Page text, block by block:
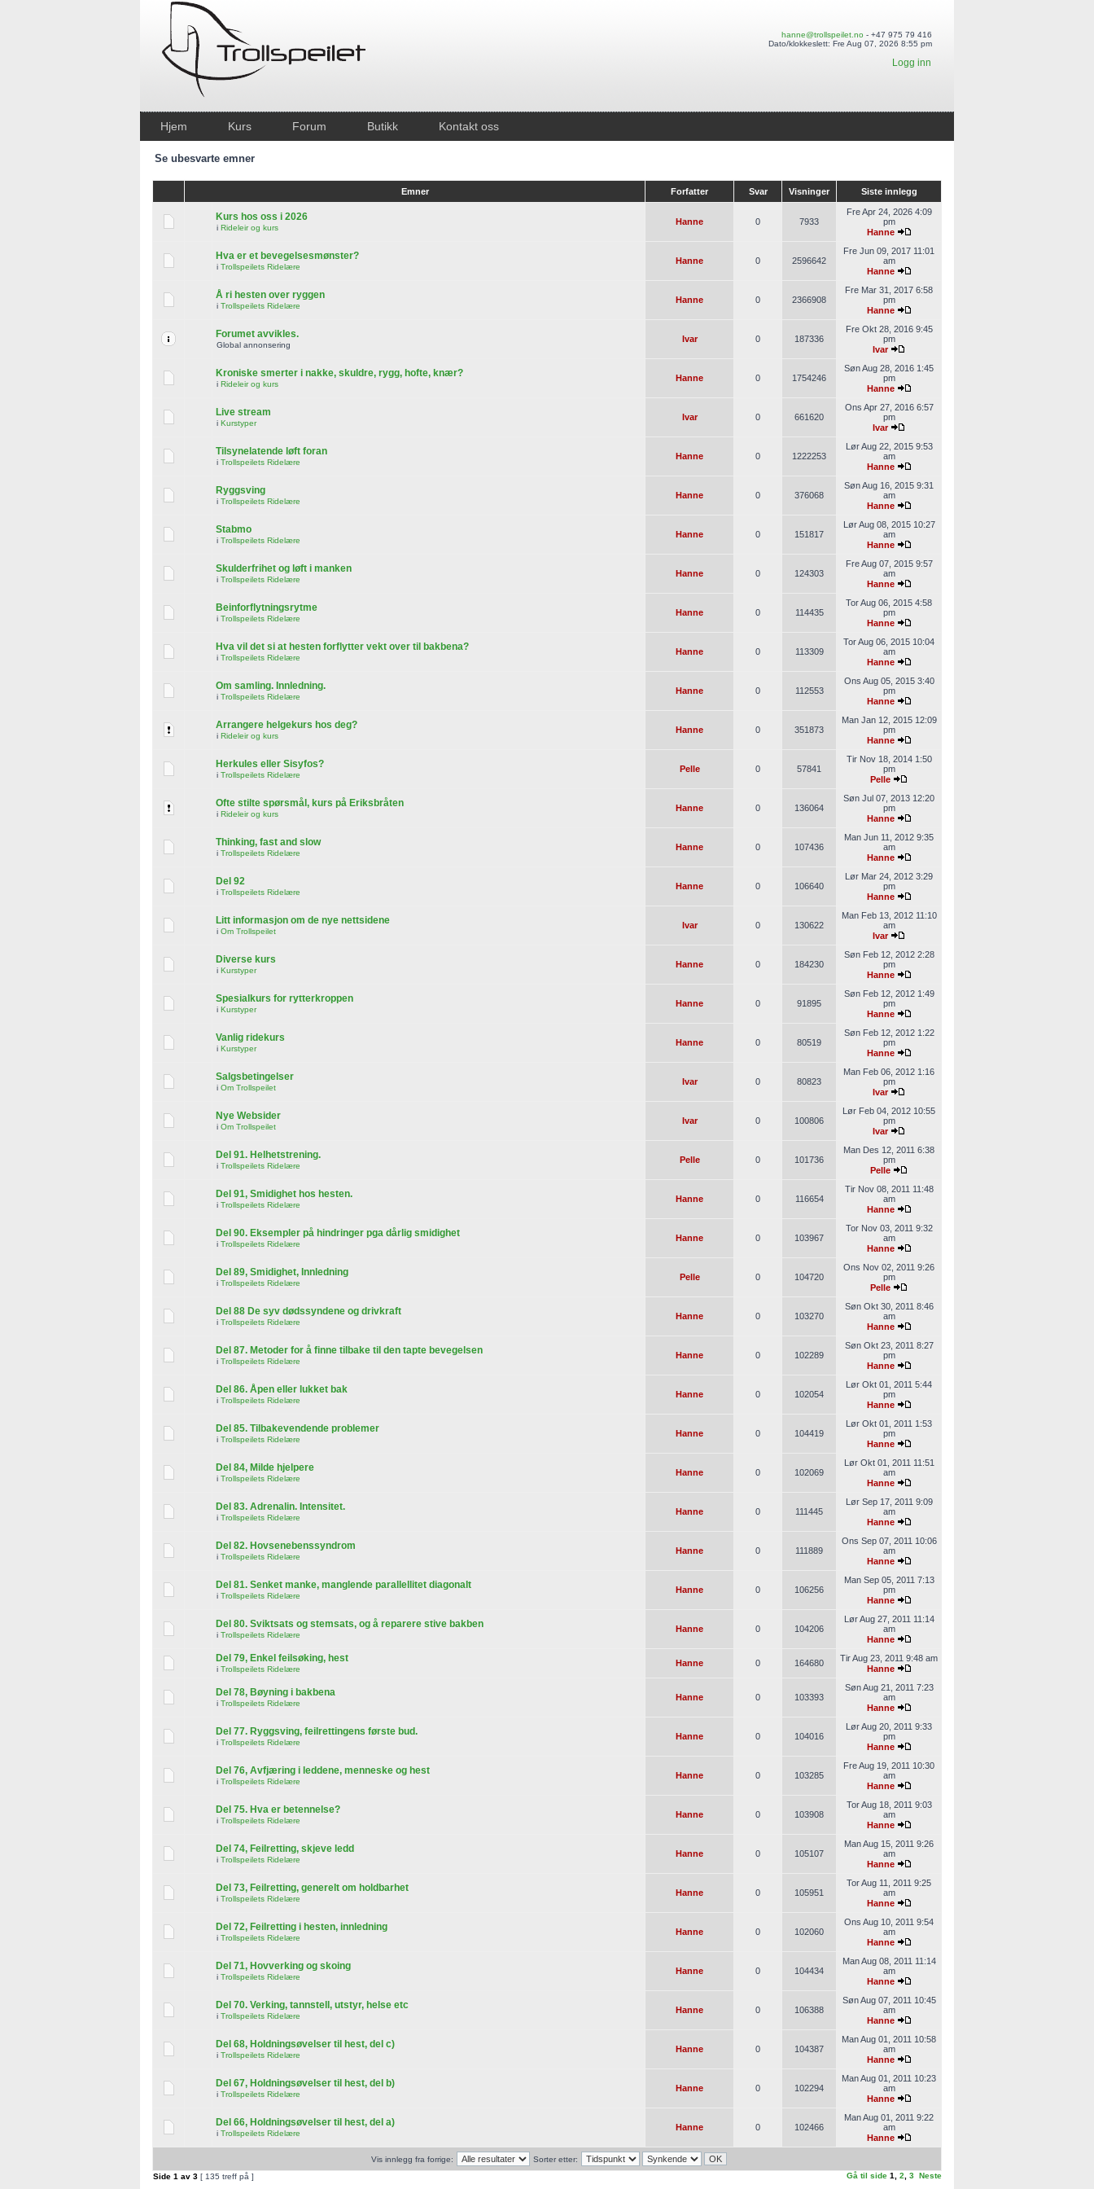
hanne@trollspeilet.no - +47 975 79 416
Dato/klokkeslett: Fre Aug 07, 2026 8:55 pm
Logg inn
Hjem Kurs Forum Butikk Kontakt oss
Se ubesvarte emner
Emner Forfatter Svar Visninger Siste innlegg
Kurs hos oss i 2026
i Rideleir og kurs
Hanne 0 7933
Fre Apr 24, 2026 4:09
pm
Hanne
Hva er et bevegelsesmønster?
i Trollspeilets Ridelære
Hanne 0 2596642
Fre Jun 09, 2017 11:01
am
Hanne
Å ri hesten over ryggen
i Trollspeilets Ridelære
Hanne 0 2366908
Fre Mar 31, 2017 6:58
pm
Hanne
Forumet avvikles.
Global annonsering
Ivar 0 187336
Fre Okt 28, 2016 9:45
pm
Ivar
Kroniske smerter i nakke, skuldre, rygg, hofte, knær?
i Rideleir og kurs
Hanne 0 1754246
Søn Aug 28, 2016 1:45
pm
Hanne
Live stream
i Kurstyper
Ivar 0 661620
Ons Apr 27, 2016 6:57
pm
Ivar
Tilsynelatende løft foran
i Trollspeilets Ridelære
Hanne 0 1222253
Lør Aug 22, 2015 9:53
am
Hanne
Ryggsving
i Trollspeilets Ridelære
Hanne 0 376068
Søn Aug 16, 2015 9:31
am
Hanne
Stabmo
i Trollspeilets Ridelære
Hanne 0 151817
Lør Aug 08, 2015 10:27
am
Hanne
Skulderfrihet og løft i manken
i Trollspeilets Ridelære
Hanne 0 124303
Fre Aug 07, 2015 9:57
am
Hanne
Beinforflytningsrytme
i Trollspeilets Ridelære
Hanne 0 114435
Tor Aug 06, 2015 4:58
pm
Hanne
Hva vil det si at hesten forflytter vekt over til bakbena?
i Trollspeilets Ridelære
Hanne 0 113309
Tor Aug 06, 2015 10:04
am
Hanne
Om samling. Innledning.
i Trollspeilets Ridelære
Hanne 0 112553
Ons Aug 05, 2015 3:40
pm
Hanne
Arrangere helgekurs hos deg?
i Rideleir og kurs
Hanne 0 351873
Man Jan 12, 2015 12:09
pm
Hanne
Herkules eller Sisyfos?
i Trollspeilets Ridelære
Pelle 0 57841
Tir Nov 18, 2014 1:50
pm
Pelle
Ofte stilte spørsmål, kurs på Eriksbråten
i Rideleir og kurs
Hanne 0 136064
Søn Jul 07, 2013 12:20
pm
Hanne
Thinking, fast and slow
i Trollspeilets Ridelære
Hanne 0 107436
Man Jun 11, 2012 9:35
am
Hanne
Del 92
i Trollspeilets Ridelære
Hanne 0 106640
Lør Mar 24, 2012 3:29
pm
Hanne
Litt informasjon om de nye nettsidene
i Om Trollspeilet
Ivar 0 130622
Man Feb 13, 2012 11:10
am
Ivar
Diverse kurs
i Kurstyper
Hanne 0 184230
Søn Feb 12, 2012 2:28
pm
Hanne
Spesialkurs for rytterkroppen
i Kurstyper
Hanne 0 91895
Søn Feb 12, 2012 1:49
pm
Hanne
Vanlig ridekurs
i Kurstyper
Hanne 0 80519
Søn Feb 12, 2012 1:22
pm
Hanne
Salgsbetingelser
i Om Trollspeilet
Ivar 0 80823
Man Feb 06, 2012 1:16
pm
Ivar
Nye Websider
i Om Trollspeilet
Ivar 0 100806
Lør Feb 04, 2012 10:55
pm
Ivar
Del 91. Helhetstrening.
i Trollspeilets Ridelære
Pelle 0 101736
Man Des 12, 2011 6:38
pm
Pelle
Del 91, Smidighet hos hesten.
i Trollspeilets Ridelære
Hanne 0 116654
Tir Nov 08, 2011 11:48
am
Hanne
Del 90. Eksempler på hindringer pga dårlig smidighet
i Trollspeilets Ridelære
Hanne 0 103967
Tor Nov 03, 2011 9:32
am
Hanne
Del 89, Smidighet, Innledning
i Trollspeilets Ridelære
Pelle 0 104720
Ons Nov 02, 2011 9:26
pm
Pelle
Del 88 De syv dødssyndene og drivkraft
i Trollspeilets Ridelære
Hanne 0 103270
Søn Okt 30, 2011 8:46
am
Hanne
Del 87. Metoder for å finne tilbake til den tapte bevegelsen
i Trollspeilets Ridelære
Hanne 0 102289
Søn Okt 23, 2011 8:27
pm
Hanne
Del 86. Åpen eller lukket bak
i Trollspeilets Ridelære
Hanne 0 102054
Lør Okt 01, 2011 5:44
pm
Hanne
Del 85. Tilbakevendende problemer
i Trollspeilets Ridelære
Hanne 0 104419
Lør Okt 01, 2011 1:53
pm
Hanne
Del 84, Milde hjelpere
i Trollspeilets Ridelære
Hanne 0 102069
Lør Okt 01, 2011 11:51
am
Hanne
Del 83. Adrenalin. Intensitet.
i Trollspeilets Ridelære
Hanne 0 111445
Lør Sep 17, 2011 9:09
am
Hanne
Del 82. Hovsenebenssyndrom
i Trollspeilets Ridelære
Hanne 0 111889
Ons Sep 07, 2011 10:06
am
Hanne
Del 81. Senket manke, manglende parallellitet diagonalt
i Trollspeilets Ridelære
Hanne 0 106256
Man Sep 05, 2011 7:13
pm
Hanne
Del 80. Sviktsats og stemsats, og å reparere stive bakben
i Trollspeilets Ridelære
Hanne 0 104206
Lør Aug 27, 2011 11:14
am
Hanne
Del 79, Enkel feilsøking, hest
i Trollspeilets Ridelære
Hanne 0 164680
Tir Aug 23, 2011 9:48 am
Hanne
Del 78, Bøyning i bakbena
i Trollspeilets Ridelære
Hanne 0 103393
Søn Aug 21, 2011 7:23
am
Hanne
Del 77. Ryggsving, feilrettingens første bud.
i Trollspeilets Ridelære
Hanne 0 104016
Lør Aug 20, 2011 9:33
pm
Hanne
Del 76, Avfjæring i leddene, menneske og hest
i Trollspeilets Ridelære
Hanne 0 103285
Fre Aug 19, 2011 10:30
am
Hanne
Del 75. Hva er betennelse?
i Trollspeilets Ridelære
Hanne 0 103908
Tor Aug 18, 2011 9:03
am
Hanne
Del 74, Feilretting, skjeve ledd
i Trollspeilets Ridelære
Hanne 0 105107
Man Aug 15, 2011 9:26
am
Hanne
Del 73, Feilretting, generelt om holdbarhet
i Trollspeilets Ridelære
Hanne 0 105951
Tor Aug 11, 2011 9:25
am
Hanne
Del 72, Feilretting i hesten, innledning
i Trollspeilets Ridelære
Hanne 0 102060
Ons Aug 10, 2011 9:54
am
Hanne
Del 71, Hovverking og skoing
i Trollspeilets Ridelære
Hanne 0 104434
Man Aug 08, 2011 11:14
am
Hanne
Del 70. Verking, tannstell, utstyr, helse etc
i Trollspeilets Ridelære
Hanne 0 106388
Søn Aug 07, 2011 10:45
am
Hanne
Del 68, Holdningsøvelser til hest, del c)
i Trollspeilets Ridelære
Hanne 0 104387
Man Aug 01, 2011 10:58
am
Hanne
Del 67, Holdningsøvelser til hest, del b)
i Trollspeilets Ridelære
Hanne 0 102294
Man Aug 01, 2011 10:23
am
Hanne
Del 66, Holdningsøvelser til hest, del a)
i Trollspeilets Ridelære
Hanne 0 102466
Man Aug 01, 2011 9:22
am
Hanne
Vis innlegg fra forrige:
Sorter etter:
Side 1 av 3 [ 135 treff på ] Gå til side 1 2 3 Neste